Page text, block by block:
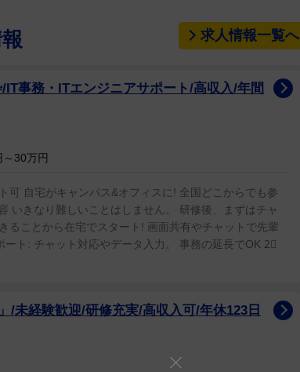
求人情報一覧へ
事務・ITエンジニアサポート/高収入/年間
30万円
可 自宅がキャンパス&オフィスに! 全国どこからでも参
いきなり難しいことはしません。 研修後、まずはチャ
ることから在宅でスタート! 画面共有やチャットで先輩
ト: チャット対応やデータ入力。 事務の延長でOK 2⃣
/未経験歓迎/研修充実/高収入可/年休123日